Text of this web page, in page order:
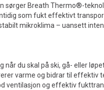
sørger Breath Thermo®-
som fukt effektivt
mikroklima – uansett
når du skal på ski, gå- eller
varme og bidrar til effektiv
ventilasjon og effektiv